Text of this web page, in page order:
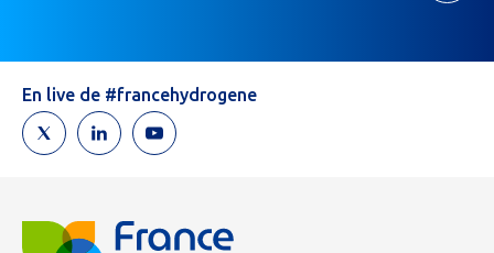
un
humain,
ne
remplissez
pas
En live de #francehydrogene